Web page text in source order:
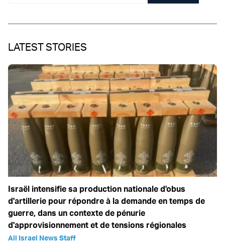
LATEST STORIES
Israël intensifie sa production nationale d'obus
d'artillerie pour répondre à la demande en temps de
guerre, dans un contexte de pénurie
d'approvisionnement et de tensions régionales
All Israel News Staff